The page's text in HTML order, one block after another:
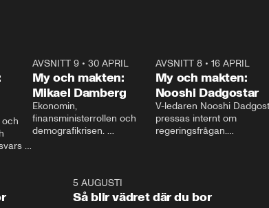
och
AVSNITT 9• 30 APRIL
My och makten:
Mikael Damberg
Ekonomin,
finansministerrollen och
demografikrisen.
och Makten.
AVSNITT 8• 16 APRIL
My och makten:
Nooshi Dadgostar
V-ledaren Nooshi
pressas internt om
regeringsfrågan.
– Vi ställer upp i val. Ska vi
vara med så sitter vi
1:065 AUGUSTI
Så blir vädret där du bor